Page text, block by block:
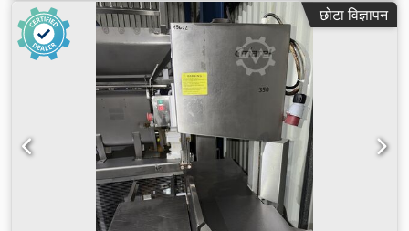
छोटा विज्ञापन